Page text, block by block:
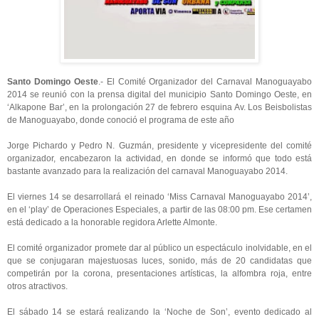
Santo Domingo Oeste.- El Comité Organizador del Carnaval Manoguayabo
2014 se reunió con la prensa digital del municipio Santo Domingo Oeste, en
‘Alkapone Bar’, en la prolongación 27 de febrero esquina Av. Los Beisbolistas
de Manoguayabo, donde conoció el programa de este año
Jorge Pichardo y Pedro N. Guzmán, presidente y vicepresidente del comité
organizador, encabezaron la actividad, en donde se informó que todo está
bastante avanzado para la realización del carnaval Manoguayabo 2014.
El viernes 14 se desarrollará el reinado ‘Miss Carnaval Manoguayabo 2014’,
en el ‘play’ de Operaciones Especiales, a partir de las 08:00 pm. Ese certamen
está dedicado a la honorable regidora Arlette Almonte.
El comité organizador promete dar al público un espectáculo inolvidable, en el
que se conjugaran majestuosas luces, sonido, más de 20 candidatas que
competirán por la corona, presentaciones artísticas, la alfombra roja, entre
otros atractivos.
El sábado 14 se estará realizando la ‘Noche de Son’, evento dedicado al